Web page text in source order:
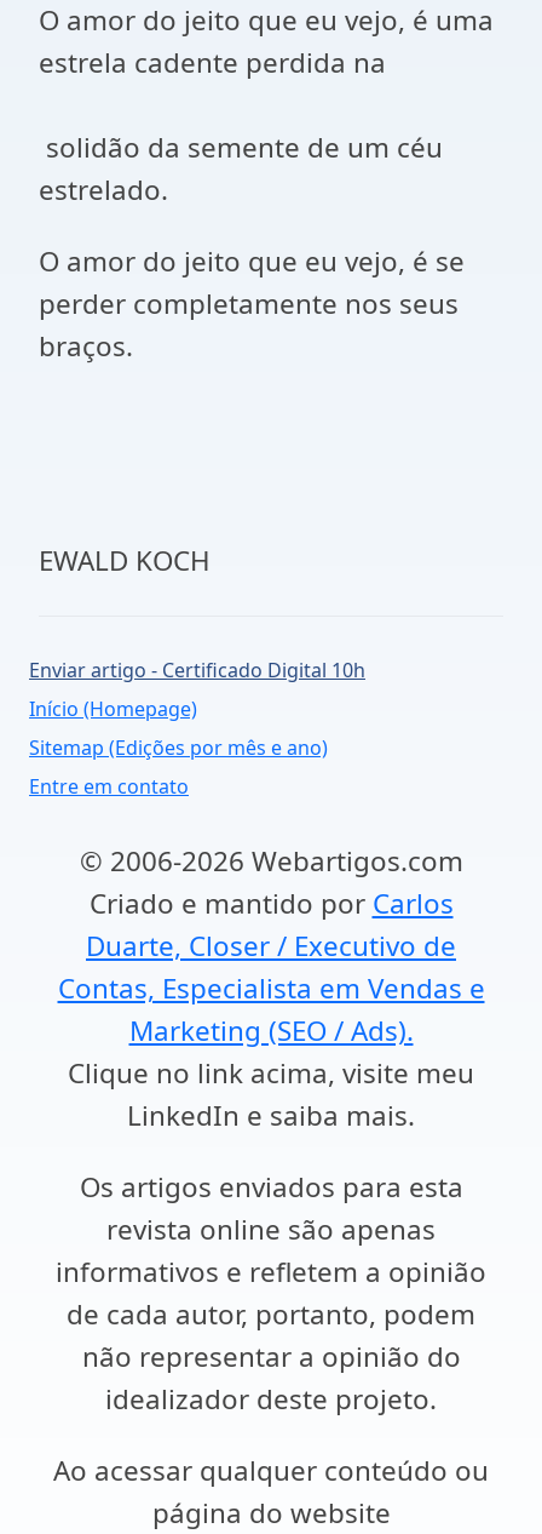
O amor do jeito que eu vejo, é uma
estrela cadente perdida na
solidão da semente de um céu
estrelado.
O amor do jeito que eu vejo, é se
perder completamente nos seus
braços.
EWALD KOCH
Enviar artigo - Certificado Digital 10h
Início (Homepage)
Sitemap (Edições por mês e ano)
Entre em contato
© 2006-2026 Webartigos.com
Criado e mantido por Carlos
Duarte, Closer / Executivo de
Contas, Especialista em Vendas e
Marketing (SEO / Ads).
Clique no link acima, visite meu
LinkedIn e saiba mais.
Os artigos enviados para esta
revista online são apenas
informativos e refletem a opinião
de cada autor, portanto, podem
não representar a opinião do
idealizador deste projeto.
Ao acessar qualquer conteúdo ou
página do website